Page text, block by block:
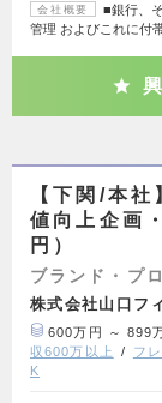
会社概要
■銀行、
管理 およびこれに付
【下関/本
値向上企画
円）
ブランド・プ
株式会社山口フ
600万円 ～ 899
収600万以上
フ
K